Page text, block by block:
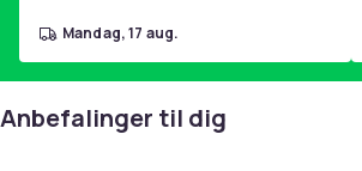
mandag, 17 aug.
Anbefalinger til dig